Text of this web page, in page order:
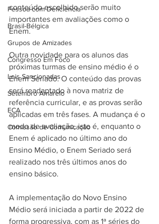
Pessoa com Deficiência
Brasil-Bélgica
Grupos de Amizades
Congresso Em Foco
Leis Sancionadas
Setembro Amarelo
ECA
Comissão de Comunicação
conteúdo escolhido serão muito
importantes em avaliações como o
Enem.
Outra novidade para os alunos das
próximas turmas de ensino médio é o
Enem Seriado. O conteúdo das provas
será readaptado à nova matriz de
referência curricular, e as provas serão
aplicadas em três fases. A mudança é o
modo de avaliação, isto é, enquanto o
Enem é aplicado no último ano do
Ensino Médio, o Enem Seriado será
realizado nos três últimos anos do
ensino básico.
A implementação do Novo Ensino
Médio será iniciada a partir de 2022 de
forma progressiva, com as 1ª séries do